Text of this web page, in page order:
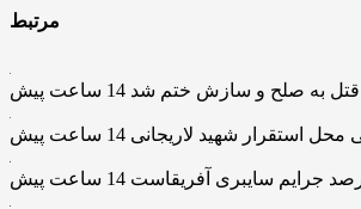
مرتبط
14 ساعت پیش
محل استقرار شهید لاریجانی 14 ساعت پیش
14 ساعت پیش